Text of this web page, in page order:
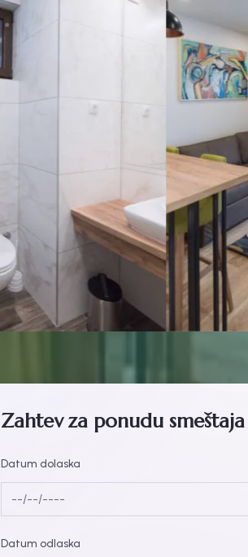
Zahtev za ponudu smeštaja
Datum dolaska
Datum odlaska